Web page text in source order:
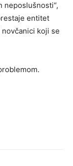
neposlušnosti“,
entitet
koji se